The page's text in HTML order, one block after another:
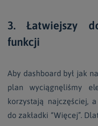
3. Łatwiejszy
funkcji
Aby dashboard był jak
plan wyciągnęliśmy
korzystają najczęściej,
do zakładki “Więcej”.